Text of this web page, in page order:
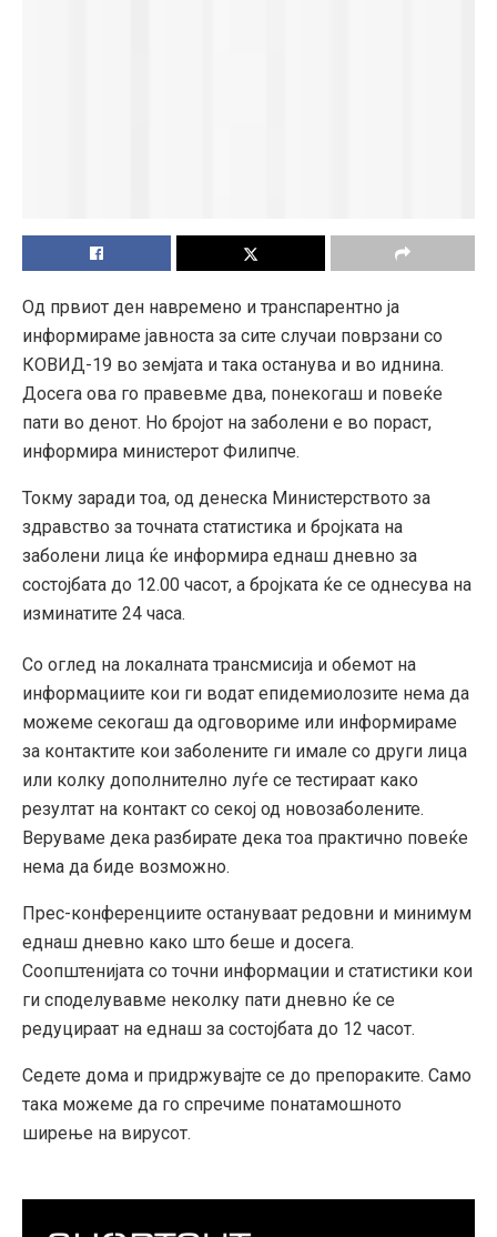
Од првиот ден навремено и транспарентно ја
информираме јавноста за сите случаи поврзани со
КОВИД-19 во земјата и така останува и во иднина.
Досега ова го правевме два, понекогаш и повеќе
пати во денот. Но бројот на заболени е во пораст,
информира министерот Филипче.
Токму заради тоа, од денеска Министерството за
здравство за точната статистика и бројката на
заболени лица ќе информира еднаш дневно за
состојбата до 12.00 часот, а бројката ќе се однесува на
изминатите 24 часа.
Со оглед на локалната трансмисија и обемот на
информациите кои ги водат епидемиолозите нема да
можеме секогаш да одговориме или информираме
за контактите кои заболените ги имале со други лица
или колку дополнително луѓе се тестираат како
резултат на контакт со секој од новозаболените.
Веруваме дека разбирате дека тоа практично повеќе
нема да биде возможно.
Прес-конференциите остануваат редовни и минимум
еднаш дневно како што беше и досега.
Соопштенијата со точни информации и статистики кои
ги споделувавме неколку пати дневно ќе се
редуцираат на еднаш за состојбата до 12 часот.
Седете дома и придржувајте се до препораките. Само
така можеме да го спречиме понатамошното
ширење на вирусот.